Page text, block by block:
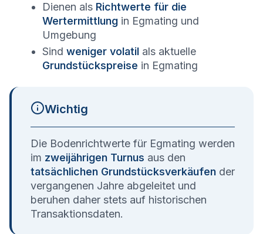
Dienen als Richtwerte für die
Wertermittlung in Egmating und
Umgebung
Sind weniger volatil als aktuelle
Grundstückspreise in Egmating
Wichtig
Die Bodenrichtwerte für Egmating werden
im zweijährigen Turnus aus den
tatsächlichen Grundstücksverkäufen der
vergangenen Jahre abgeleitet und
beruhen daher stets auf historischen
Transaktionsdaten.